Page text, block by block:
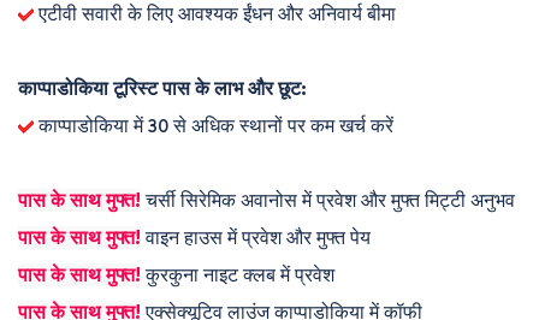
एटीवी सवारी के लिए आवश्यक ईंधन और अनिवार्य बीमा
काप्पाडोकिया टूरिस्ट पास के लाभ और छूट:
काप्पाडोकिया में 30 से अधिक स्थानों पर कम खर्च करें
पास के साथ मुफ्त! चर्सी सिरेमिक अवानोस में प्रवेश और मुफ्त मिट्टी अनुभव
पास के साथ मुफ्त! वाइन हाउस में प्रवेश और मुफ्त पेय
पास के साथ मुफ्त! कुरकुना नाइट क्लब में प्रवेश
पास के साथ मुफ्त! एक्सेक्यूटिव लाउंज काप्पाडोकिया में कॉफी